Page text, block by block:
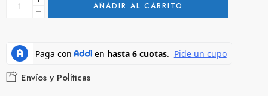
AÑADIR AL CARRITO
Envíos y Políticas